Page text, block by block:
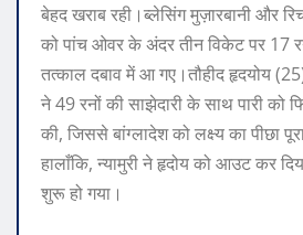
बेहद खराब रही।ब्लेसिंग मुज़ारबानी और
को पांच ओवर के अंदर तीन विकेट पर 17
तत्काल दबाव में आ गए।तौहीद हृदयोय
ने 49 रनों की साझेदारी के साथ पारी को
की, जिससे बांग्लादेश को लक्ष्य का पीछा
हालाँकि, न्यामुरी ने हृदोय को आउट कर
शुरू हो गया।